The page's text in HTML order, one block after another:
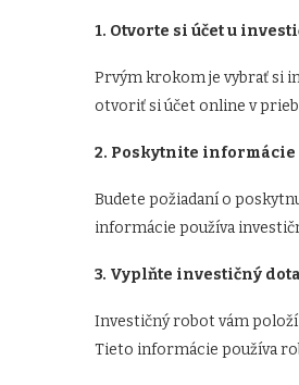
1. Otvorte si účet u
Prvým krokom je vybrať si
otvoriť si účet online v
2. Poskytnite informácie
Budete požiadaní o
informácie používa
3. Vyplňte investičný
Investičný robot vám
Tieto informácie používa